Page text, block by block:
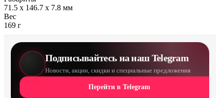
71.5 x 146.7 x 7.8 мм
Вес
169 г
Подписывайтесь на наш Telegram
Новости, акции, скидки и специальные предложения
Перейти в Telegram